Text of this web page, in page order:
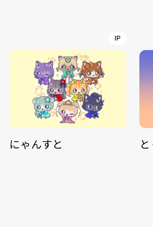
IP
にゃんすと